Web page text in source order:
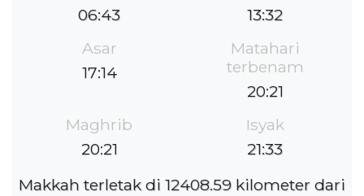
06:43
13:32
Asar
17:14
Matahari
terbenam
20:21
Maghrib
20:21
Isyak
21:33
Makkah terletak di 12408.59 kilometer dari